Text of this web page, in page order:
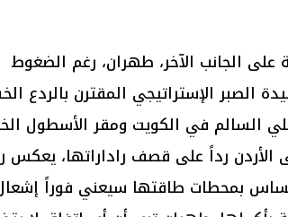
على الجانب الآخر، طهران، رغم الضغوط
الصبر الإستراتيجي المقترن بالردع
علي السالم في الكويت ومقر الأسطول
الأردن رداً على قصف راداراتها، يعكس
بمحطات طاقتها سيعني فوراً إشعال